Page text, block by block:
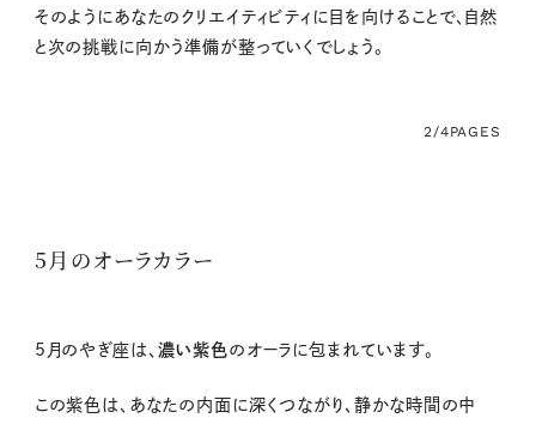
そのようにあなたのクリエイティビティに目を向けることで、自然
と次の挑戦に向かう準備が整っていくでしょう。
2/4PAGES
5月のオーラカラー
5 月のやぎ座は、 濃い紫色のオーラに包まれています。
この紫色は、あなたの内面に深くつながり、静かな時間の中